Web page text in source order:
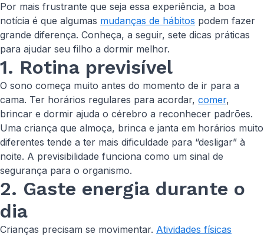
Por mais frustrante que seja essa experiência, a boa
notícia é que algumas mudanças de hábitos podem fazer
grande diferença. Conheça, a seguir, sete dicas práticas
para ajudar seu filho a dormir melhor.
1. Rotina previsível
O sono começa muito antes do momento de ir para a
cama. Ter horários regulares para acordar, comer,
brincar e dormir ajuda o cérebro a reconhecer padrões.
Uma criança que almoça, brinca e janta em horários muito
diferentes tende a ter mais dificuldade para “desligar” à
noite. A previsibilidade funciona como um sinal de
segurança para o organismo.
2. Gaste energia durante o
dia
Crianças precisam se movimentar. Atividades físicas